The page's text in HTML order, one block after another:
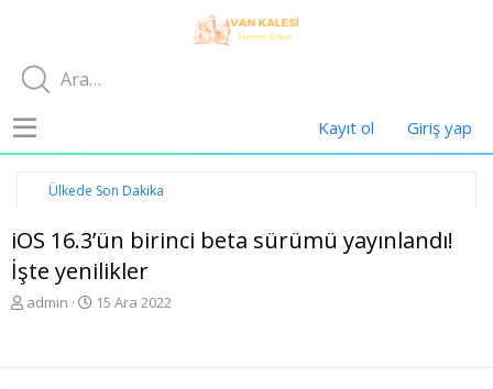
Kayıt ol Giriş yap
Ülkede Son Dakika
iOS 16.3’ün birinci beta sürümü yayınlandı!
İşte yenilikler
K
admin
B15 Ara 2022